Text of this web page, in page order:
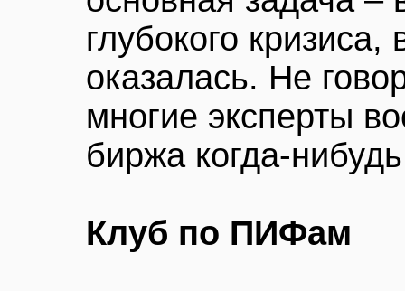
глубокого
оказалась. Не
многие эксперты
биржа когда-
Клуб по ПИФам